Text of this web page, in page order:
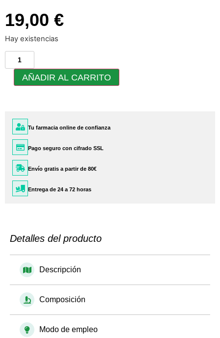
19,00 €
Hay existencias
AÑADIR AL CARRITO
Tu farmacia online de confianza
Pago seguro con cifrado SSL
Envío gratis a partir de 80€
Entrega de 24 a 72 horas
Detalles del producto
Descripción
Composición
Modo de empleo